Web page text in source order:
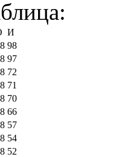
И
98
97
72
71
70
66
57
54
52